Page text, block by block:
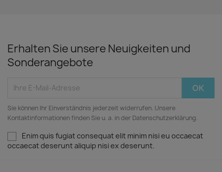
Erhalten Sie unsere Neuigkeiten und
Sonderangebote
Sie können Ihr Einverständnis jederzeit widerrufen. Unsere
Kontaktinformationen finden Sie u. a. in der Datenschutzerklärung.
Enim quis fugiat consequat elit minim nisi eu occaecat
occaecat deserunt aliquip nisi ex deserunt.